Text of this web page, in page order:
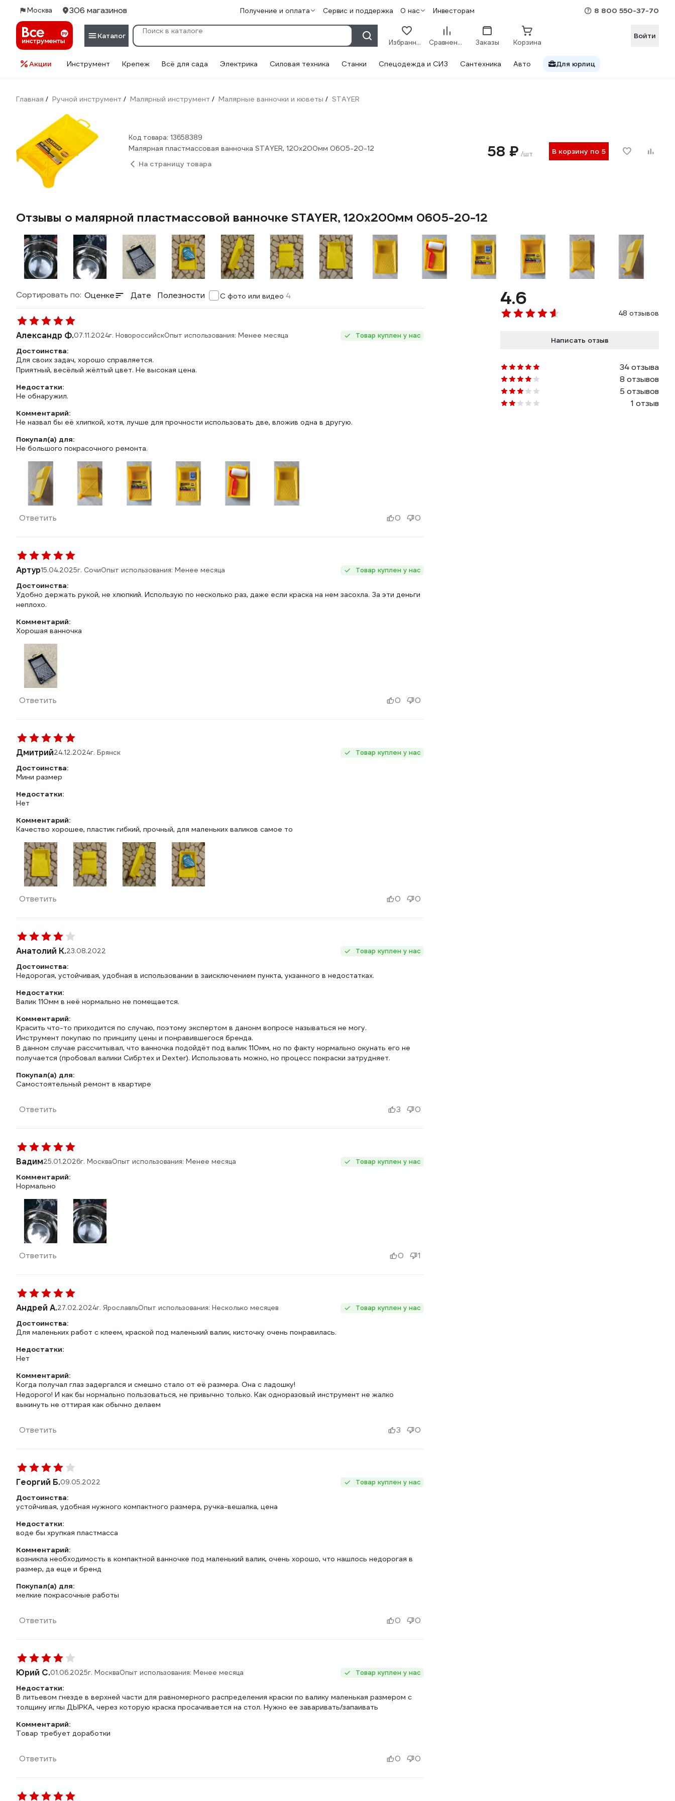
Москва 306 магазинов Получение и оплата Сервис и поддержка О нас Инвесторам 8 800 550-37-70
Каталог
Избранное Сравнение Заказы Корзина
Войти
Акции Инструмент Крепеж Всё для сада Электрика Силовая техника Станки Спецодежда и СИЗ Сантехника Авто Для юрлиц
Главная / Ручной инструмент / Малярный инструмент / Малярные ванночки и кюветы / STAYER
Код товара: 13658389
Малярная пластмассовая ванночка STAYER, 120х200мм 0605-20-12
На страницу товара
58 ₽ /шт В корзину по 5
Отзывы о малярной пластмассовой ванночке STAYER, 120х200мм 0605-20-12
Сортировать по: Оценке Дате Полезности С фото или видео 4
Александр Ф.07.11.2024г. НовороссийскОпыт использования: Менее месяца Товар куплен у нас
Достоинства:
Для своих задач, хорошо справляется.
Приятный, весёлый жёлтый цвет. Не высокая цена.
Недостатки:
Не обнаружил.
Комментарий:
Не назвал бы её хлипкой, хотя, лучше для прочности использовать две, вложив одна в другую.
Покупал(а) для:
Не большого покрасочного ремонта.
Ответить 0 0
Артур15.04.2025г. СочиОпыт использования: Менее месяца Товар куплен у нас
Достоинства:
Удобно держать рукой, не хлюпкий. Использую по несколько раз, даже если краска на нем засохла. За эти деньги
неплохо.
Комментарий:
Хорошая ванночка
Ответить 0 0
Дмитрий24.12.2024г. Брянск Товар куплен у нас
Достоинства:
Мини размер
Недостатки:
Нет
Комментарий:
Качество хорошее, пластик гибкий, прочный, для маленьких валиков самое то
Ответить 0 0
Анатолий К.23.08.2022 Товар куплен у нас
Достоинства:
Недорогая, устойчивая, удобная в использовании в заисключением пункта, укзанного в недостатках.
Недостатки:
Валик 110мм в неё нормально не помещается.
Комментарий:
Красить что-то приходится по случаю, поэтому экспертом в данонм вопросе называться не могу.
Инструмент покупаю по принципу цены и понравившегося бренда.
В данном случае рассчитывал, что ванночка подойдёт под валик 110мм, но по факту нормально окунать его не
получается (пробовал валики Сибртех и Dexter). Использовать можно, но процесс покраски затрудняет.
Покупал(а) для:
Самостоятельный ремонт в квартире
Ответить 3 0
Вадим25.01.2026г. МоскваОпыт использования: Менее месяца Товар куплен у нас
Комментарий:
Нормально
Ответить 0 1
Андрей А.27.02.2024г. ЯрославльОпыт использования: Несколько месяцев Товар куплен у нас
Достоинства:
Для маленьких работ с клеем, краской под маленький валик, кисточку очень понравилась.
Недостатки:
Нет
Комментарий:
Когда получал глаз задергался и смешно стало от её размера. Она с ладошку!
Недорого! И как бы нормально пользоваться, не привычно только. Как одноразовый инструмент не жалко
выкинуть не оттирая как обычно делаем
Ответить 3 0
Георгий Б.09.05.2022 Товар куплен у нас
Достоинства:
устойчивая, удобная нужного компактного размера, ручка-вешалка, цена
Недостатки:
воде бы хрупкая пластмасса
Комментарий:
возникла необходимость в компактной ванночке под маленький валик, очень хорошо, что нашлось недорогая в
размер, да еще и бренд
Покупал(а) для:
мелкие покрасочные работы
Ответить 0 0
Юрий С.01.06.2025г. МоскваОпыт использования: Менее месяца Товар куплен у нас
Недостатки:
В литьевом гнезде в верхней части для равномерного распределения краски по валику маленькая размером с
толщину иглы ДЫРКА, через которую краска просачивается на стол. Нужно ее заваривать/запаивать
Комментарий:
Товар требует доработки
Ответить 0 0
4.6
48 отзывов
Написать отзыв
34 отзыва
8 отзывов
5 отзывов
1 отзыв